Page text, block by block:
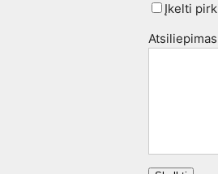
Įkelti
Atsiliepimas